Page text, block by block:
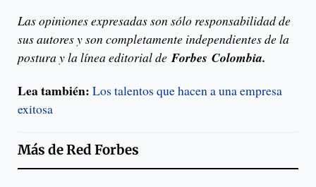
Las opiniones expresadas son sólo responsabilidad de
sus autores y son completamente independientes de la
postura y la línea editorial deForbes Colombia.
Lea también: Los talentos que hacen a una empresa
exitosa
Más deRed Forbes